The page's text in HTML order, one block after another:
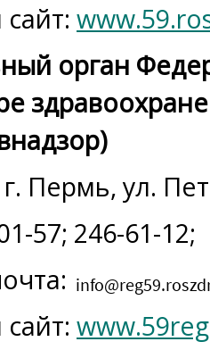
орган
Пермь, ул.
57; 246-61-12;